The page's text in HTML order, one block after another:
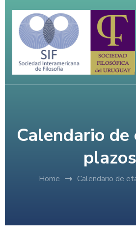
Skip
content
Calendario
plazos
Home Calendario de